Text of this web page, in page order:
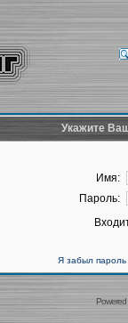
Укажите
Имя:
Пароль:
Я забыл пароль